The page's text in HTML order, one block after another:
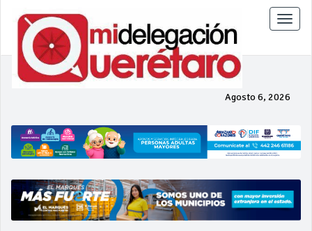
Toggle
Agosto 6, 2026